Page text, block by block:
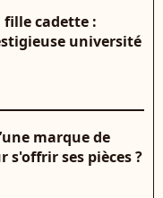
fille cadette :
université
marque de
s'offrir ses pièces ?